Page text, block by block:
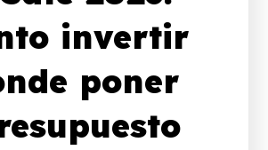
invertir
poner